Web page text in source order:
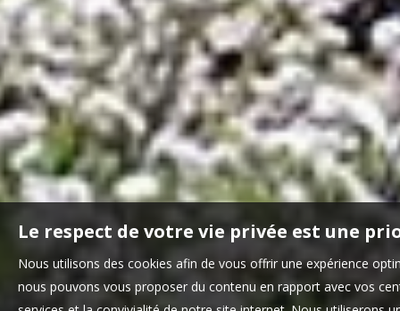
Le respect de votre vie privée est une
Nous utilisons des cookies afin de vous offrir une expérience
nous pouvons vous proposer du contenu en rapport avec vos